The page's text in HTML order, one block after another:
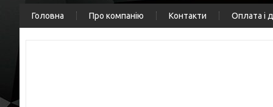
Головна Про компанію Контакти Оплата і